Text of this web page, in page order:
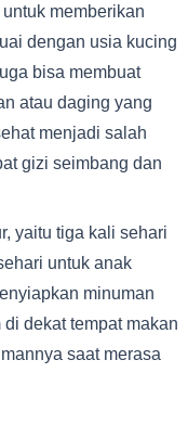
memberikan
dengan usia kucing
bisa membuat
atau daging yang
menjadi salah
gizi seimbang dan
yaitu tiga kali sehari
untuk anak
minuman
dekat tempat makan
saat merasa